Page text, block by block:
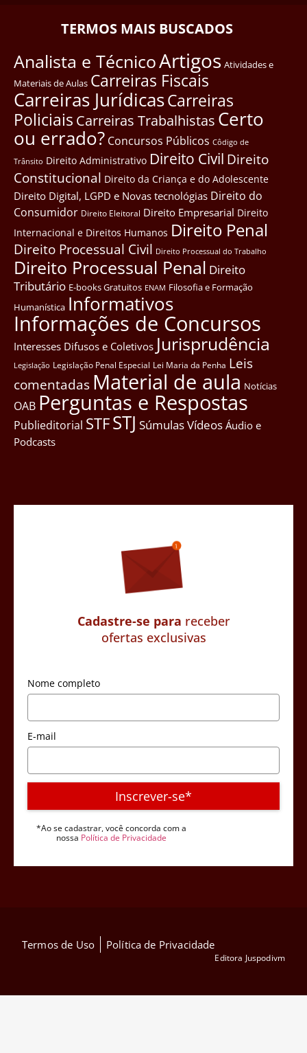
TERMOS MAIS BUSCADOS
Analista e TécnicoArtigos Atividades e
Materiais de Aulas Carreiras Fiscais
Carreiras JurídicasCarreiras
Policiais Carreiras Trabalhistas Certo
ou errado? Concursos Públicos Côdigo de
Trânsito Direito Administrativo Direito Civil Direito
Constitucional Direito da Criança e do Adolescente
Direito Digital, LGPD e Novas tecnológias Direito do
Consumidor Direito Eleitoral Direito Empresarial Direito
Internacional e Direitos Humanos Direito Penal
Direito Processual Civil Direito Processual do Trabalho
Direito Processual Penal Direito
Tributário E-books Gratuitos ENAM Filosofia e Formação
Humanística Informativos
Informações de Concursos
Interesses Difusos e Coletivos Jurisprudência
Legislação Legislação Penal Especial Lei Maria da Penha Leis
comentadas Material de aula Notícias
OAB Perguntas e Respostas
Publieditorial STFSTJ SúmulasVídeos Áudio e
Podcasts
Cadastre-se para receber
ofertas exclusivas
Nome completo
E-mail
Inscrever-se*
*Ao se cadastrar, você concorda com a
nossa Política de Privacidade
Termos de Uso Política de Privacidade
Editora Juspodivm